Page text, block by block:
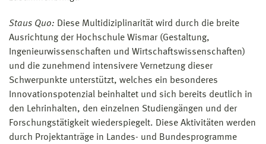
Staus Quo: Diese Multidiziplinarität wird durch die breite
Ausrichtung der Hochschule Wismar (Gestaltung,
Ingenieurwissenschaften und Wirtschaftswissenschaften)
und die zunehmend intensivere Vernetzung dieser
Schwerpunkte unterstützt, welches ein besonderes
Innovationspotenzial beinhaltet und sich bereits deutlich in
den Lehrinhalten, den einzelnen Studiengängen und der
Forschungstätigkeit wiederspiegelt. Diese Aktivitäten werden
durch Projektanträge in Landes- und Bundesprogramme